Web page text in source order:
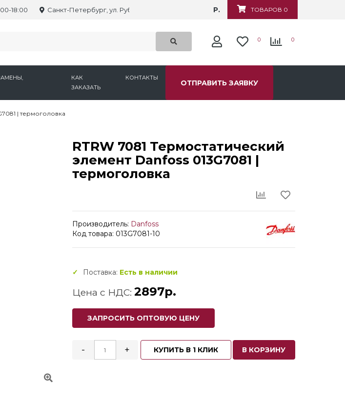
18:00 Санкт-Петербург, ул. Рубежная, д.6 ТОВАРОВ 0
Р.
0 0
КАК
ЗАКАЗАТЬ
КОНТАКТЫ
ОТПРАВИТЬ ЗАЯВКУ
| термоголовка
RTRW 7081 Термостатический
элемент Danfoss 013G7081 |
термоголовка
Производитель: Danfoss
Код товара: 013G7081-10
Поставка: Есть в наличии
Цена с НДС: 2897р.
ЗАПРОСИТЬ ОПТОВУЮ ЦЕНУ
- + КУПИТЬ В 1 КЛИК В КОРЗИНУ